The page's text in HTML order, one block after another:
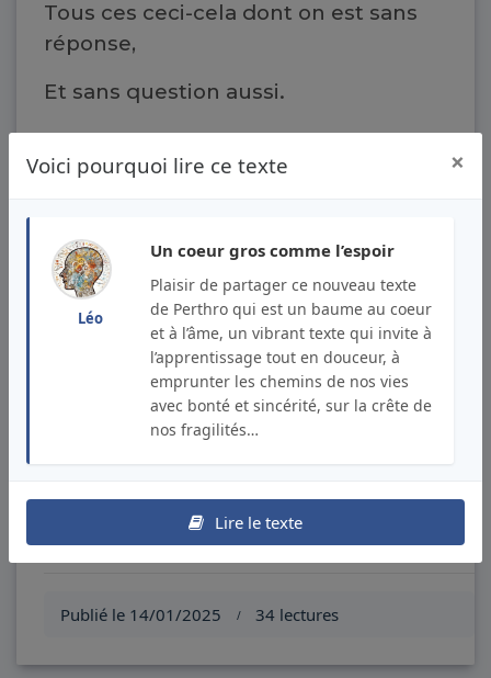
Voici pourquoi lire ce texte ×
Léo
Un coeur gros comme l’espoir
Plaisir de partager ce nouveau texte
de Perthro qui est un baume au coeur
et à l’âme, un vibrant texte qui invite à
l’apprentissage tout en douceur, à
emprunter les chemins de nos vies
avec bonté et sincérité, sur la crête de
nos fragilités…
Lire le texte
Tous ces ceci-cela dont on est sans
réponse,
Et sans question aussi.
Qui est simplement toi-même,
Moi qui n'ai rien à cacher
Que le sens d’un poème.
Continue, prends confiance,
continue l’expérience,
Continue, et demain, continue ton
chemin.
Publié le 14/01/2025 / 34 lectures